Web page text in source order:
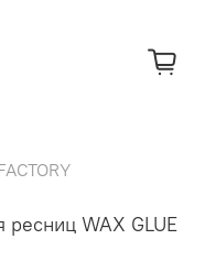
WAX GLUE